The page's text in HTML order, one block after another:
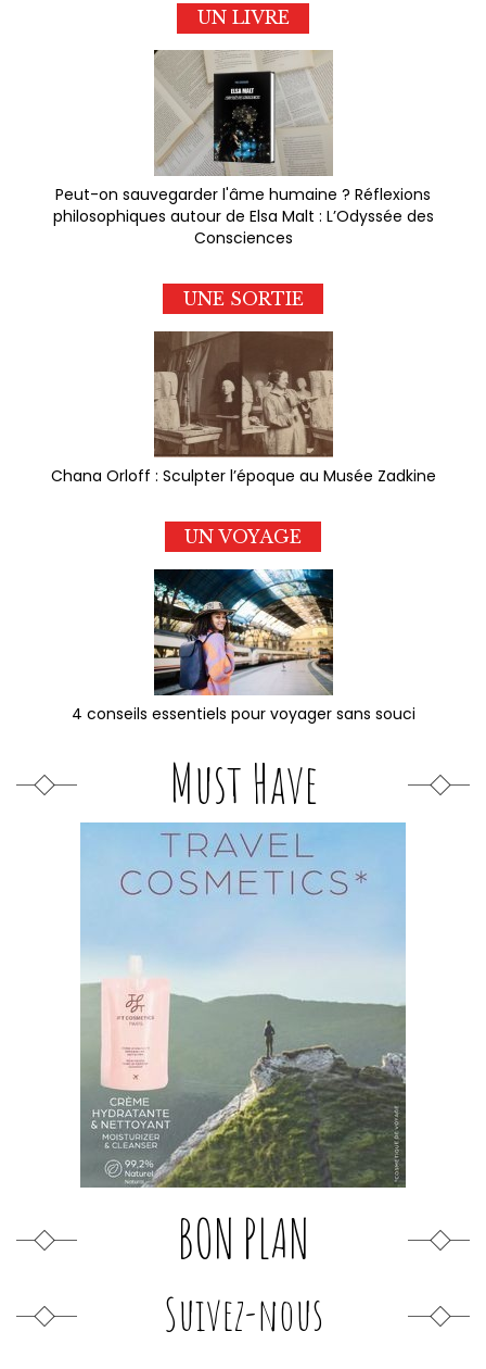
UN LIVRE
Peut-on sauvegarder l'âme humaine ? Réflexions
philosophiques autour de Elsa Malt : L’Odyssée des
Consciences
UNE SORTIE
Chana Orloff : Sculpter l’époque au Musée Zadkine
UN VOYAGE
4 conseils essentiels pour voyager sans souci
Must Have
BON PLAN
Suivez-nous